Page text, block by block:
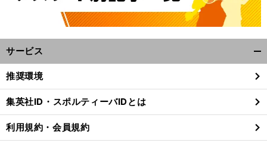
サービス
閉
る
推奨環境
集英社ID・スポルティーバIDとは
利用規約・会員規約